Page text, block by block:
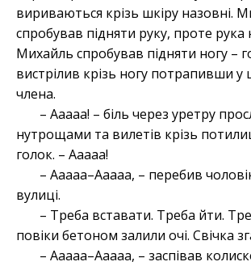
вириваються крізь шкіру назовні.
спробував підняти руку, проте рука
Михайль спробував підняти ногу –
вистрілив крізь ногу потрапивши у
члена.
– Ааааа! – біль через уретру
нутрощами та вилетів крізь
голок. – Ааааа!
– Ааааа–Ааааа, – перебив
вулиці.
– Треба вставати. Треба йти.
повіки бетоном залили очі. Свічка
– Ааааа–Ааааа, – заспівав